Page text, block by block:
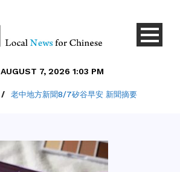
AUGUST 7, 2026 1:03 PM
/ 老中地方新聞8/7矽谷早安 新聞摘要